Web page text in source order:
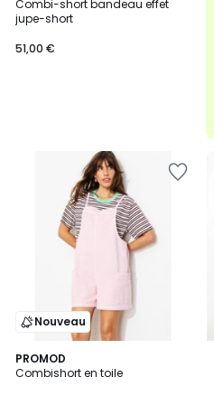
Combi-short bandeau effet
jupe-short
51,00 €
Nouveau
PROMOD
Combishort en toile